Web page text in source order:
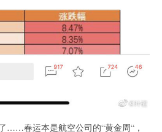
……春运本是航空公司的“黄金周“，